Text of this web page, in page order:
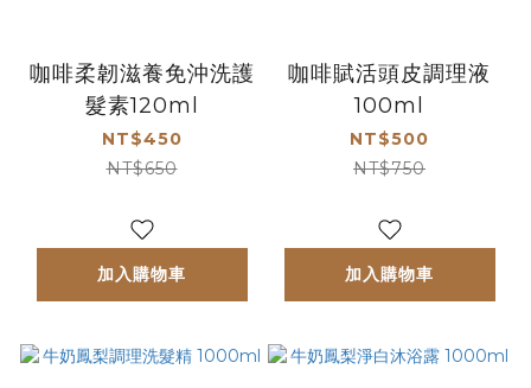
咖啡柔韌滋養免沖洗護
髮素120ml
NT$450
NT$650
加入購物車
咖啡賦活頭皮調理液
100ml
NT$500
NT$750
加入購物車